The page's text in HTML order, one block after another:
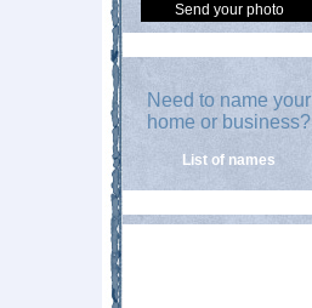
Send your photo
Need to name your
home or business?
List of names